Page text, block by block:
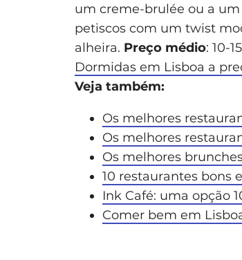
um creme-brulée ou a
petiscos com um twist
alheira. Preço médio: 10-
Dormidas em Lisboa a
Veja também:
Os melhores
Os melhores
Os melhores
10 restaurantes bons
Ink Café: uma opção
Comer bem em